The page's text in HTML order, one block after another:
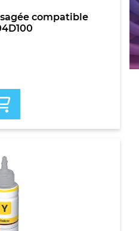
compatible